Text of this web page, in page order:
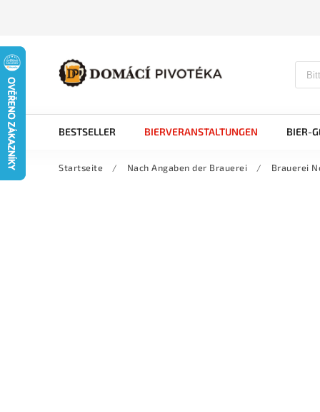
BESTSELLER BIERVERANSTALTUNGEN BIER-
Startseite / Nach Angaben der Brauerei / Brauerei